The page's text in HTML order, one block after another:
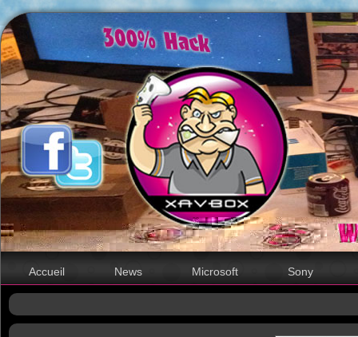
Accueil News Microsoft Sony